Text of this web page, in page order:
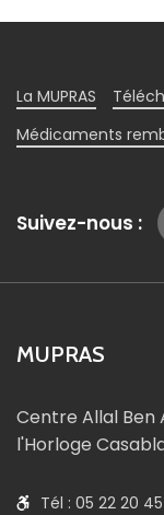
La MUPRAS
Médicaments
Suivez-nous :
MUPRAS
Centre Allal Ben
l'Horloge
Tél : 05 22 20